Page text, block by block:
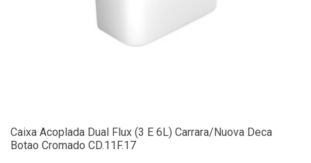
Caixa Acoplada Dual Flux (3 E 6L) Carrara/Nuova Deca
Botao Cromado CD.11F.17